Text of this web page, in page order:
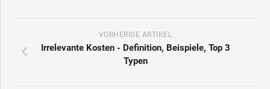
VORHERIGE ARTIKEL
Irrelevante Kosten - Definition, Beispiele, Top 3
Typen